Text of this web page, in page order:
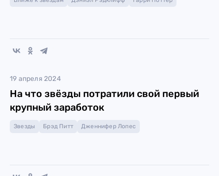
19 апреля 2024
На что звёзды потратили свой первый
крупный заработок
Звезды Брэд Питт Дженнифер Лопес